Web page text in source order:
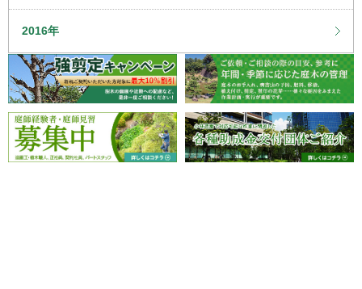
2016年